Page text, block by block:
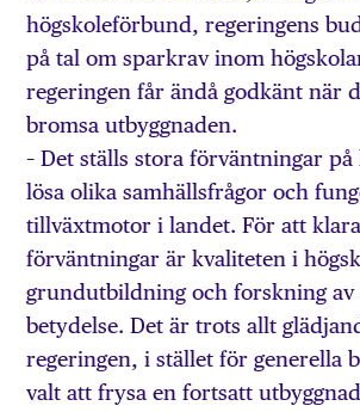
högskoleförbund, regeringens
på tal om sparkrav inom
regeringen får ändå godkänt när
bromsa utbyggnaden.
– Det ställs stora förväntningar
lösa olika samhällsfrågor och
tillväxtmotor i landet. För att
förväntningar är kvaliteten i
grundutbildning och forskning av
betydelse. Det är trots allt
regeringen, i stället för generella
valt att frysa en fortsatt